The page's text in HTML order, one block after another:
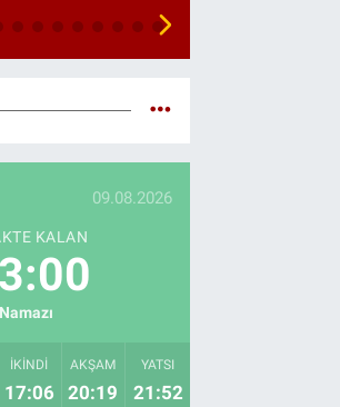
09.08.2026
KALAN
İKINDI
17:06
AKŞAM
20:19
YATSI
21:52